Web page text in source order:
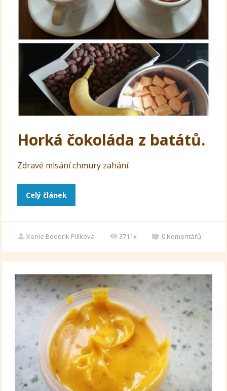
Horká čokoláda z batátů.
Zdravé mlsání chmury zahání.
Celý článek
Xenie Bodorík Pilíkova 3711x 0 Komentářů